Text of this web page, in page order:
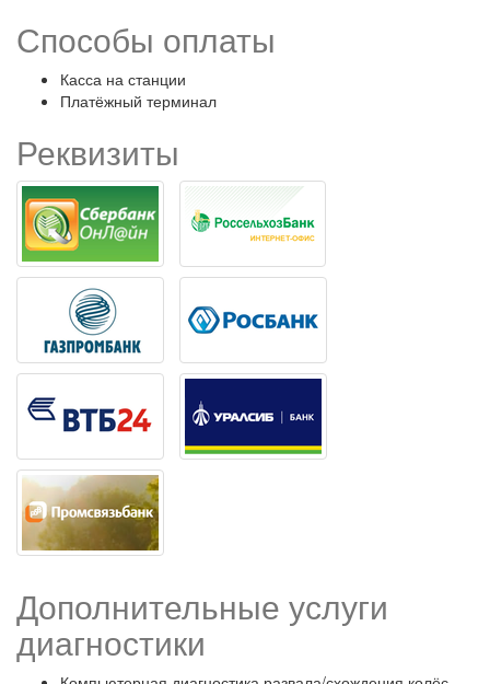
Способы оплаты
Касса на станции
Платёжный терминал
Реквизиты
Дополнительные услуги
диагностики